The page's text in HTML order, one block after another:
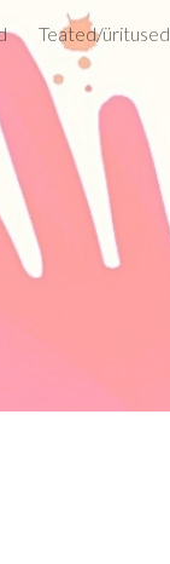
Teated/üritused